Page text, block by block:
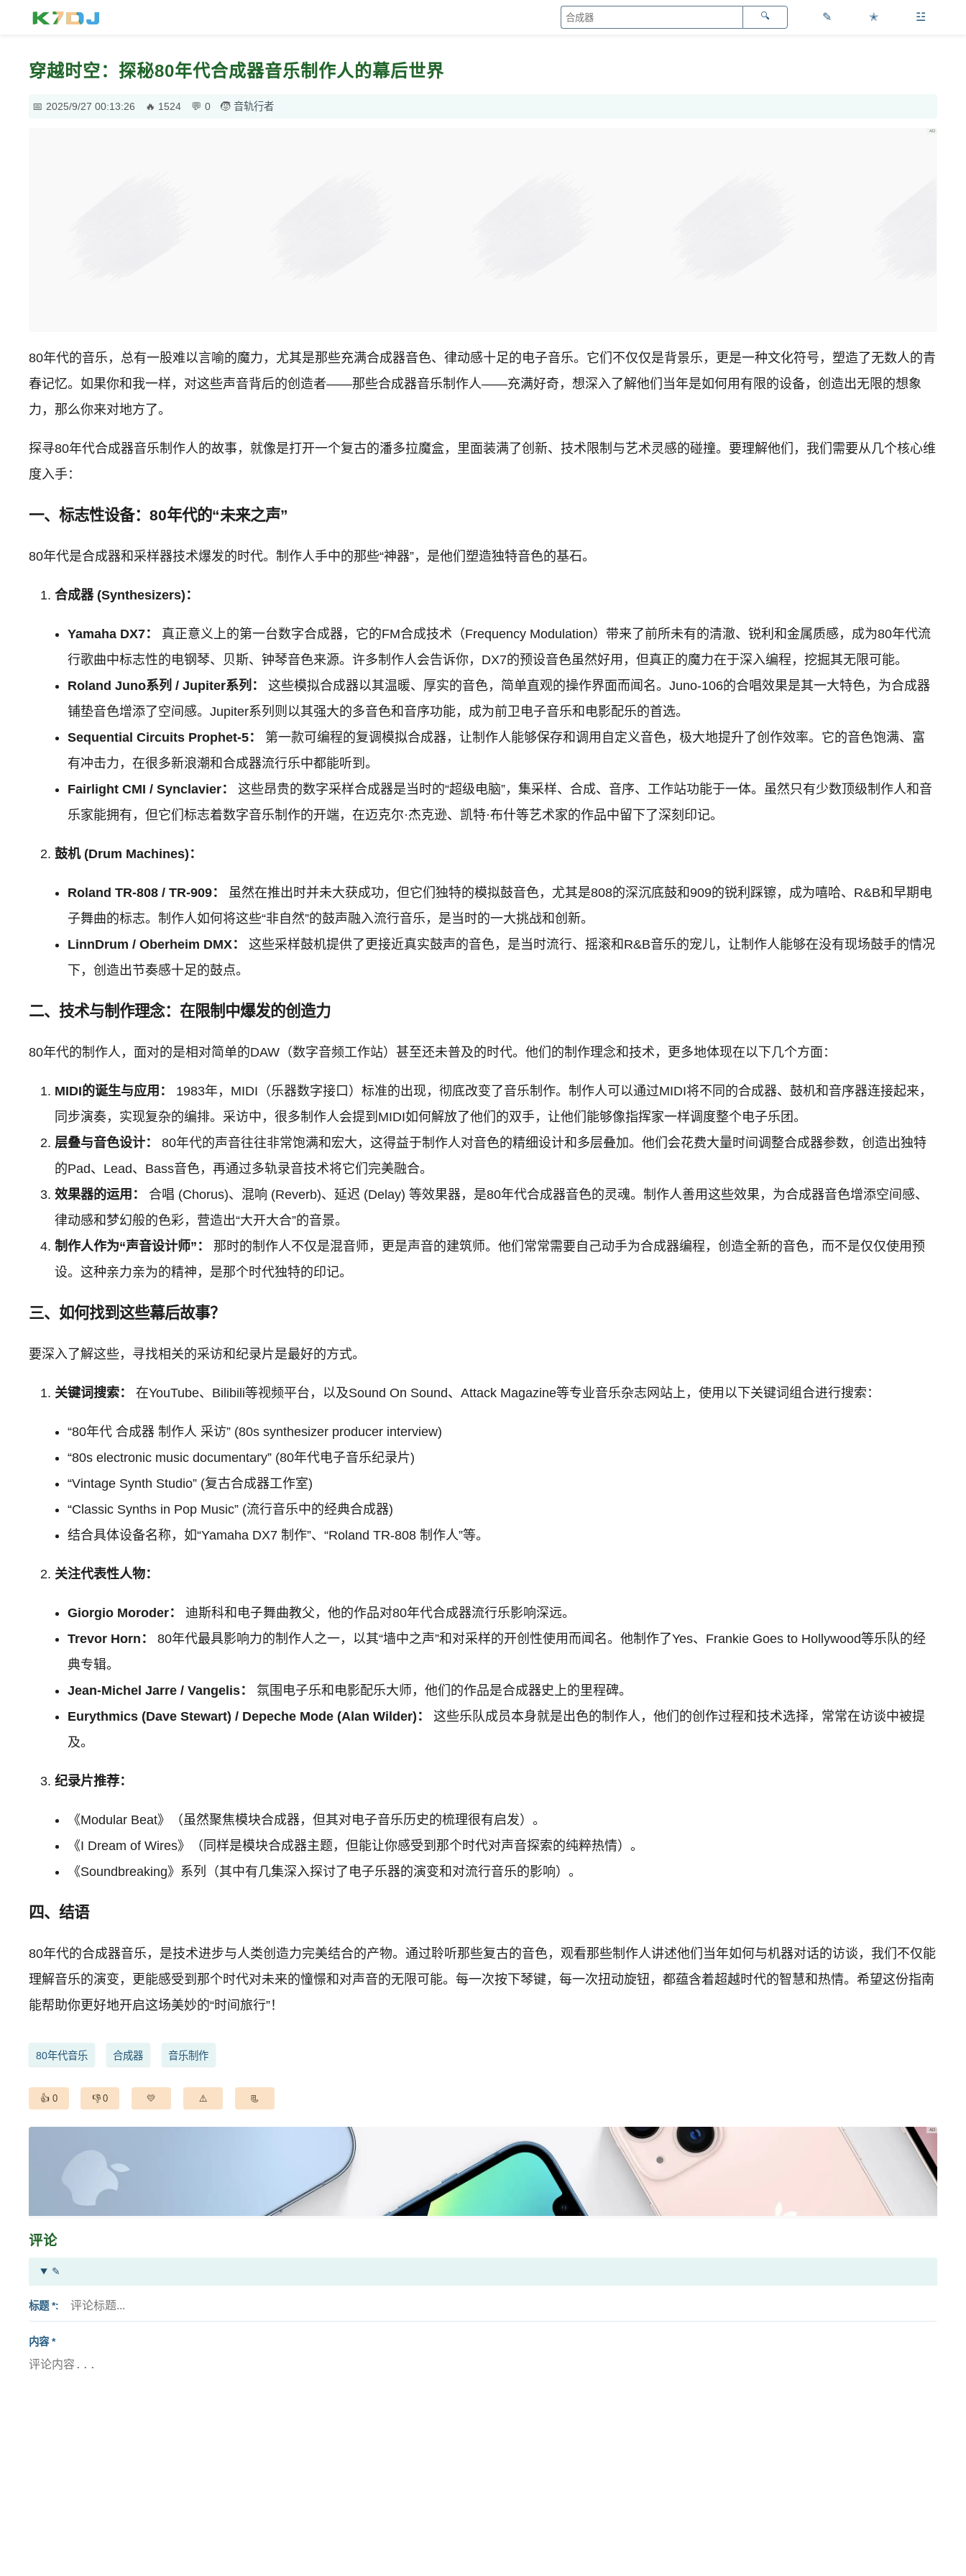
✎ ✭ ☳
穿越时空：探秘80年代合成器音乐制作人的幕后世界
2025/9/27 00:13:26 1524 0 音轨行者
80年代的音乐，总有一股难以言喻的魔力，尤其是那些充满合成器音色、律动感十足的电子音乐。它们不仅仅是背景乐，更是一种文化符号，塑造了无数人的青
春记忆。如果你和我一样，对这些声音背后的创造者——那些合成器音乐制作人——充满好奇，想深入了解他们当年是如何用有限的设备，创造出无限的想象
力，那么你来对地方了。
探寻80年代合成器音乐制作人的故事，就像是打开一个复古的潘多拉魔盒，里面装满了创新、技术限制与艺术灵感的碰撞。要理解他们，我们需要从几个核心维
度入手：
一、标志性设备：80年代的“未来之声”
80年代是合成器和采样器技术爆发的时代。制作人手中的那些“神器”，是他们塑造独特音色的基石。
合成器 (Synthesizers)：
Yamaha DX7：
真正意义上的第一台数字合成器，它的FM合成技术（Frequency Modulation）带来了前所未有的清澈、锐利和金属质感，成为80年代流
行歌曲中标志性的电钢琴、贝斯、钟琴音色来源。许多制作人会告诉你，DX7的预设音色虽然好用，但真正的魔力在于深入编程，挖掘其无限可能。
Roland Juno系列 / Jupiter系列：
这些模拟合成器以其温暖、厚实的音色，简单直观的操作界面而闻名。Juno-106的合唱效果是其一大特色，为合成器
铺垫音色增添了空间感。Jupiter系列则以其强大的多音色和音序功能，成为前卫电子音乐和电影配乐的首选。
Sequential Circuits Prophet-5：
第一款可编程的复调模拟合成器，让制作人能够保存和调用自定义音色，极大地提升了创作效率。它的音色饱满、富
有冲击力，在很多新浪潮和合成器流行乐中都能听到。
Fairlight CMI / Synclavier：
这些昂贵的数字采样合成器是当时的“超级电脑”，集采样、合成、音序、工作站功能于一体。虽然只有少数顶级制作人和音
乐家能拥有，但它们标志着数字音乐制作的开端，在迈克尔·杰克逊、凯特·布什等艺术家的作品中留下了深刻印记。
鼓机 (Drum Machines)：
Roland TR-808 / TR-909：
虽然在推出时并未大获成功，但它们独特的模拟鼓音色，尤其是808的深沉底鼓和909的锐利踩镲，成为嘻哈、R&B和早期电
子舞曲的标志。制作人如何将这些“非自然”的鼓声融入流行音乐，是当时的一大挑战和创新。
LinnDrum / Oberheim DMX：
这些采样鼓机提供了更接近真实鼓声的音色，是当时流行、摇滚和R&B音乐的宠儿，让制作人能够在没有现场鼓手的情况
下，创造出节奏感十足的鼓点。
二、技术与制作理念：在限制中爆发的创造力
80年代的制作人，面对的是相对简单的DAW（数字音频工作站）甚至还未普及的时代。他们的制作理念和技术，更多地体现在以下几个方面：
MIDI的诞生与应用：
1983年，MIDI（乐器数字接口）标准的出现，彻底改变了音乐制作。制作人可以通过MIDI将不同的合成器、鼓机和音序器连接起来，
同步演奏，实现复杂的编排。采访中，很多制作人会提到MIDI如何解放了他们的双手，让他们能够像指挥家一样调度整个电子乐团。
层叠与音色设计：
80年代的声音往往非常饱满和宏大，这得益于制作人对音色的精细设计和多层叠加。他们会花费大量时间调整合成器参数，创造出独特
的Pad、Lead、Bass音色，再通过多轨录音技术将它们完美融合。
效果器的运用：
合唱 (Chorus)、混响 (Reverb)、延迟 (Delay) 等效果器，是80年代合成器音色的灵魂。制作人善用这些效果，为合成器音色增添空间感、
律动感和梦幻般的色彩，营造出“大开大合”的音景。
制作人作为“声音设计师”：
那时的制作人不仅是混音师，更是声音的建筑师。他们常常需要自己动手为合成器编程，创造全新的音色，而不是仅仅使用预
设。这种亲力亲为的精神，是那个时代独特的印记。
三、如何找到这些幕后故事？
要深入了解这些，寻找相关的采访和纪录片是最好的方式。
关键词搜索： 在YouTube、Bilibili等视频平台，以及Sound On Sound、Attack Magazine等专业音乐杂志网站上，使用以下关键词组合进行搜索：
“80年代 合成器 制作人 采访” (80s synthesizer producer interview)
“80s electronic music documentary” (80年代电子音乐纪录片)
“Vintage Synth Studio” (复古合成器工作室)
“Classic Synths in Pop Music” (流行音乐中的经典合成器)
结合具体设备名称，如“Yamaha DX7 制作”、“Roland TR-808 制作人”等。
关注代表性人物：
Giorgio Moroder：
迪斯科和电子舞曲教父，他的作品对80年代合成器流行乐影响深远。
Trevor Horn：
80年代最具影响力的制作人之一，以其“墙中之声”和对采样的开创性使用而闻名。他制作了Yes、Frankie Goes to Hollywood等乐队的经
典专辑。
Jean-Michel Jarre / Vangelis：
氛围电子乐和电影配乐大师，他们的作品是合成器史上的里程碑。
Eurythmics (Dave Stewart) / Depeche Mode (Alan Wilder)：
这些乐队成员本身就是出色的制作人，他们的创作过程和技术选择，常常在访谈中被提
及。
纪录片推荐：
《Modular Beat》（虽然聚焦模块合成器，但其对电子音乐历史的梳理很有启发）。
《I Dream of Wires》（同样是模块合成器主题，但能让你感受到那个时代对声音探索的纯粹热情）。
《Soundbreaking》系列（其中有几集深入探讨了电子乐器的演变和对流行音乐的影响）。
四、结语
80年代的合成器音乐，是技术进步与人类创造力完美结合的产物。通过聆听那些复古的音色，观看那些制作人讲述他们当年如何与机器对话的访谈，我们不仅能
理解音乐的演变，更能感受到那个时代对未来的憧憬和对声音的无限可能。每一次按下琴键，每一次扭动旋钮，都蕴含着超越时代的智慧和热情。希望这份指南
能帮助你更好地开启这场美妙的“时间旅行”！
80年代音乐 合成器 音乐制作
0 0
评论
✎
标题 *
内容 *